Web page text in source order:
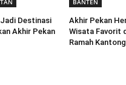
Destinasi
Akhir Pekan
BANTEN
Akhir Pekan
Wisata Favorit
Ramah Kantong